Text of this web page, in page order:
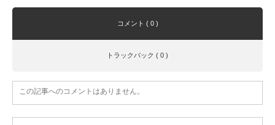
コメント ( 0 )
トラックバック ( 0 )
この記事へのコメントはありません。